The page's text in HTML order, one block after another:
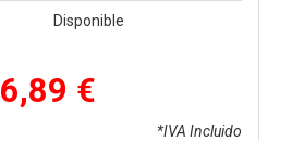
Disponible
6,89 €
*IVA Incluido